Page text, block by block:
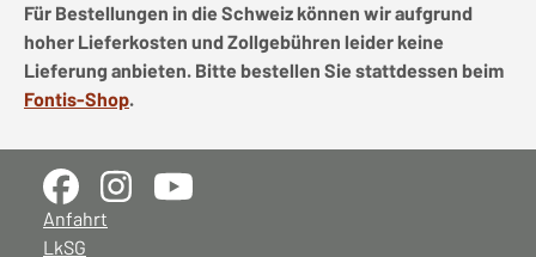
Für Bestellungen in die Schweiz können wir aufgrund
hoher Lieferkosten und Zollgebühren leider keine
Lieferung anbieten. Bitte bestellen Sie stattdessen beim
Fontis-Shop.
Anfahrt
LkSG